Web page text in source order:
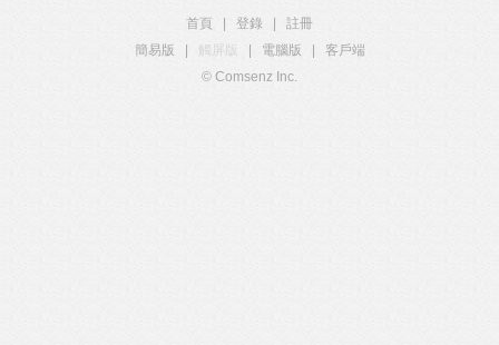
首頁 登錄
註冊
簡易版
觸屏版 電腦版
客戶端
© Comsenz Inc.